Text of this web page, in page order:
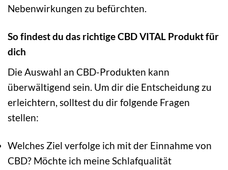
Nebenwirkungen zu befürchten.
So findest du das richtige CBD VITAL Produkt für
dich
Die Auswahl an CBD-Produkten kann
überwältigend sein. Um dir die Entscheidung zu
erleichtern, solltest du dir folgende Fragen
stellen:
Welches Ziel verfolge ich mit der Einnahme von
CBD? Möchte ich meine Schlafqualität